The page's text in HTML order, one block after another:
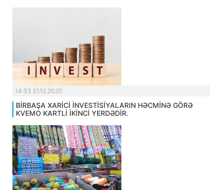
14:33 21.12.2020
BİRBAŞA XARİCİ İNVESTİSİYALARIN HƏCMİNƏ GÖRƏ
KVEMO KARTLİ İKİNCİ YERDƏDİR.